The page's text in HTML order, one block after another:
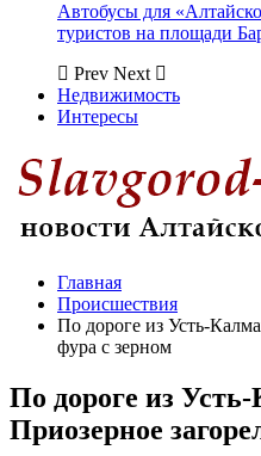
Автобусы для
туристов на площади
Prev Next
Недвижимость
Интересы
Главная
Происшествия
По дороге из Усть-
фура с зерном
По дороге из
Приозерное